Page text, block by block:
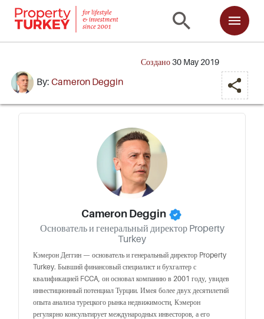
By:Cameron Deggin
Создано30 May 2019
Cameron Deggin
Основатель и генеральный директор Property
Turkey
Кэмерон Деггин — основатель и генеральный директор Property
Turkey. Бывший финансовый специалист и бухгалтер с
квалификацией FCCA, он основал компанию в 2001 году, увидев
инвестиционный потенциал Турции. Имея более двух десятилетий
опыта анализа турецкого рынка недвижимости, Кэмерон
регулярно консультирует международных инвесторов, а его